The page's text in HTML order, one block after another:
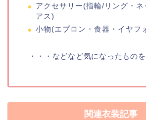
アクセサリー(指輪/リング・
アス)
小物(エプロン・食器・イヤフ
・・・などなど気になったもの
関連衣装記事